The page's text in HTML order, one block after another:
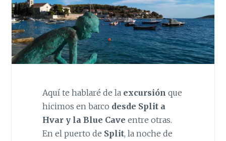
Aquí te hablaré de la excursión que
hicimos en barco desde Split a
Hvar y la Blue Cave entre otras.
En el puerto de Split, la noche de